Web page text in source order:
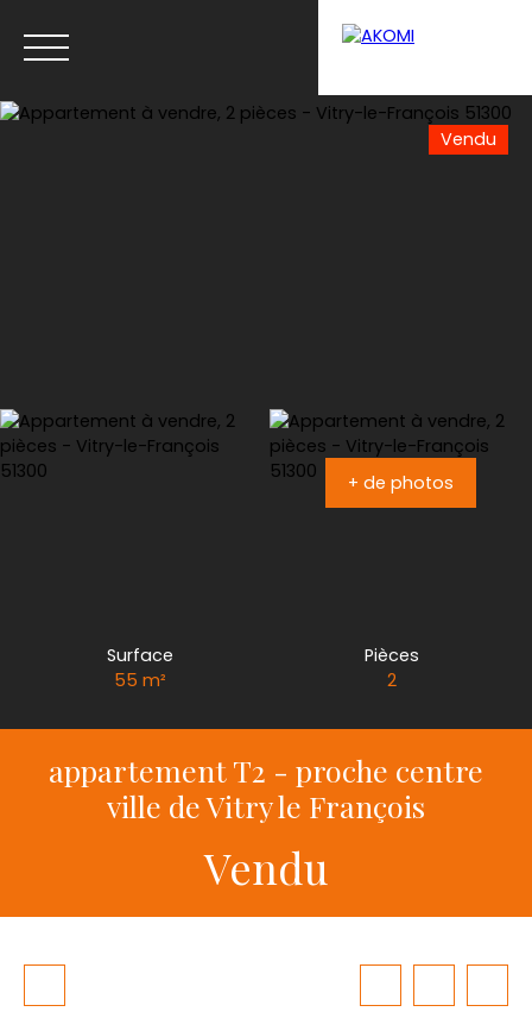
Vendu
+ de photos
Surface
55m²
Pièces
2
appartement T2 - proche centre
ville de Vitry le François
Vendu